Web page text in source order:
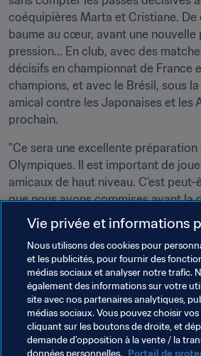
coéquipières Marta et Cristiane.
baume au cœur, avant une nouvelle
pression... En club, avec des
décisifs en championnat de France
champions, et avec le Brésil, sous
amical contre les Japonaises et les
prochain.
"Ce sera une excellente
Olympiques. Il est important de
amicaux de haut niveau. C'est
que nous avons commises avant la
. "Avec Lyon, je veux
compétitions dans lesquelles nous
cette année. Ça me permettra
état d'esprit possible à Londres,
Olympiques. Nous y allons pour
Histoire de se mettre un peu plus de
Vie privée et informations
Nous utilisons des cookies pour
et les publicités, pour fournir des
médias sociaux et analyser notre trafic.
également des informations sur votre
site avec nos partenaires analytiques,
médias sociaux. Vous pouvez choisir
cliquant sur les boutons de droite, et
demande d’opposition à la vente / la
données personnelles. Portail de